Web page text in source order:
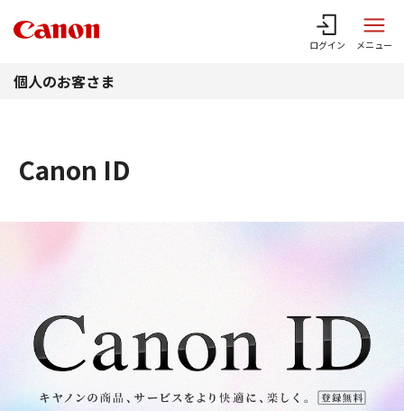
ログイン メニュー
個人のお客さま
Canon ID